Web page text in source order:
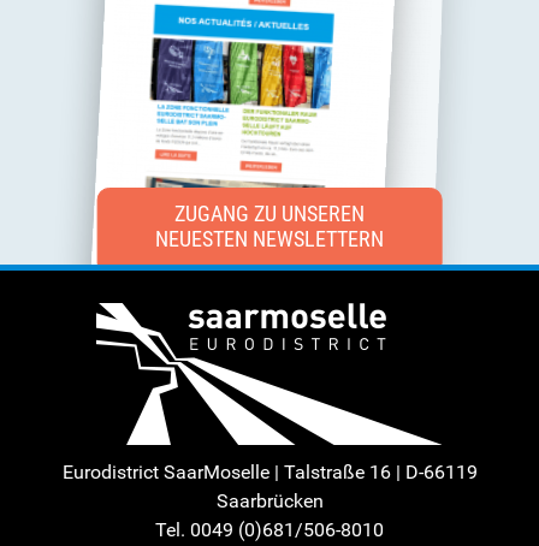
ZUGANG ZU UNSEREN
NEUESTEN NEWSLETTERN
Eurodistrict SaarMoselle | Talstraße 16 | D-66119
Saarbrücken
Tel. 0049 (0)681/506-8010